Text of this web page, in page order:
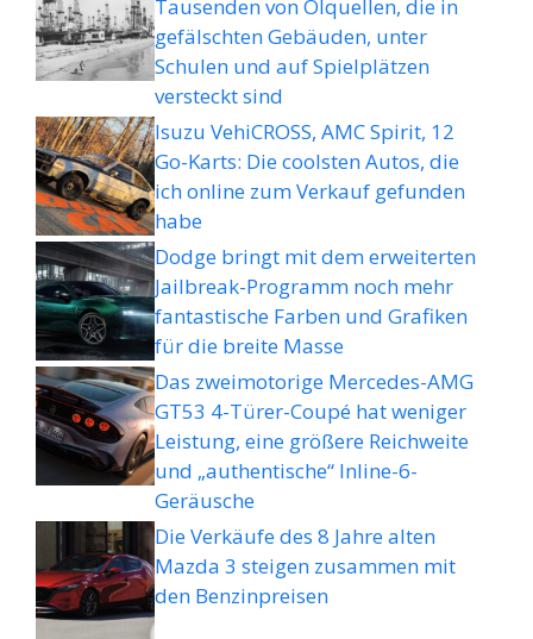
Tausenden von Ölquellen, die in
gefälschten Gebäuden, unter
Schulen und auf Spielplätzen
versteckt sind
Isuzu VehiCROSS, AMC Spirit, 12
Go-Karts: Die coolsten Autos, die
ich online zum Verkauf gefunden
habe
Dodge bringt mit dem erweiterten
Jailbreak-Programm noch mehr
fantastische Farben und Grafiken
für die breite Masse
Das zweimotorige Mercedes-AMG
GT53 4-Türer-Coupé hat weniger
Leistung, eine größere Reichweite
und „authentische“ Inline-6-
Geräusche
Die Verkäufe des 8 Jahre alten
Mazda 3 steigen zusammen mit
den Benzinpreisen